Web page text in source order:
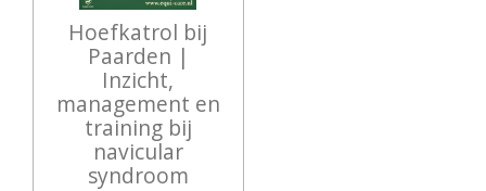
Hoefkatrol bij
Paarden |
Inzicht,
management en
training bij
navicular
syndroom